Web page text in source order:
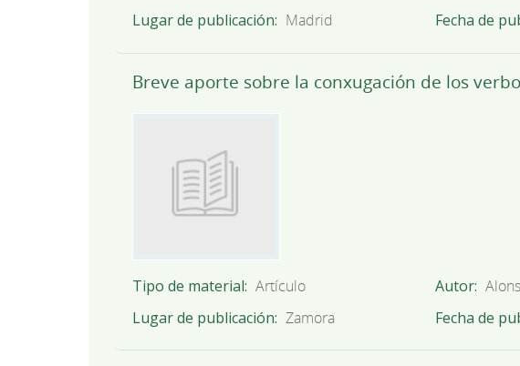
Lugar de publicación
Madrid Fecha de
Breve aporte sobre la conxugación de los
Tipo de material Artículo Autor
Lugar de publicación Zamora Fecha de